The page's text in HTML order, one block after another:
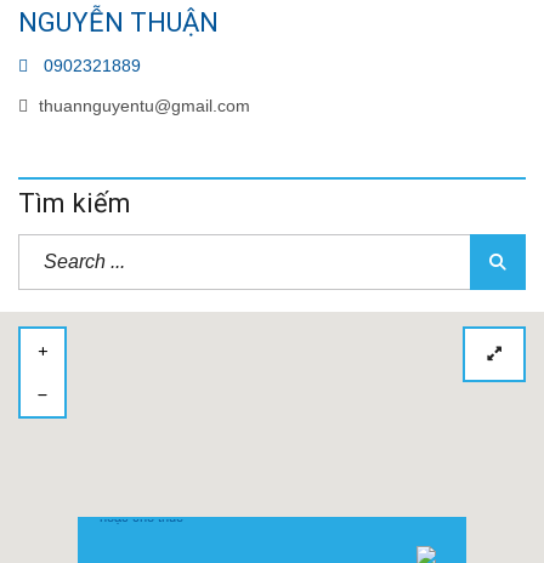
NGUYỄN THUẬN
0902321889
thuannguyentu@gmail.com
Tìm kiếm